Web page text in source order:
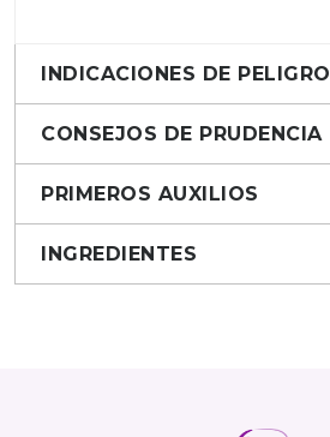
INDICACIONES DE PELIGRO
CONSEJOS DE PRUDENCIA
PRIMEROS AUXILIOS
INGREDIENTES